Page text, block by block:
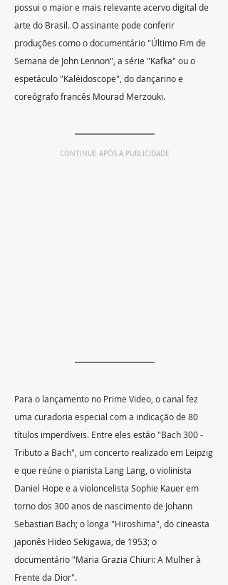
possui o maior e mais relevante acervo digital de
arte do Brasil. O assinante pode conferir
produções como o documentário "Último Fim de
Semana de John Lennon", a série "Kafka" ou o
espetáculo "Kaléidoscope", do dançarino e
coreógrafo francês Mourad Merzouki.
CONTINUE APÓS A PUBLICIDADE
Para o lançamento no Prime Video, o canal fez
uma curadoria especial com a indicação de 80
títulos imperdíveis. Entre eles estão "Bach 300 -
Tributo a Bach", um concerto realizado em Leipzig
e que reúne o pianista Lang Lang, o violinista
Daniel Hope e a violoncelista Sophie Kauer em
torno dos 300 anos de nascimento de Johann
Sebastian Bach; o longa "Hiroshima", do cineasta
japonês Hideo Sekigawa, de 1953; o
documentário "Maria Grazia Chiuri: A Mulher à
Frente da Dior".